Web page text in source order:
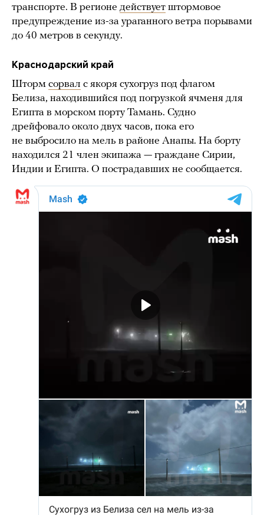
транспорте. В регионе действует штормовое
предупреждение из-за ураганного ветра порывами
до 40 метров в секунду.
Краснодарский край
Шторм сорвал с якоря сухогруз под флагом
Белиза, находившийся под погрузкой ячменя для
Египта в морском порту Тамань. Судно
дрейфовало около двух часов, пока его
не выбросило на мель в районе Анапы. На борту
находился 21 член экипажа — граждане Сирии,
Индии и Египта. О пострадавших не сообщается.